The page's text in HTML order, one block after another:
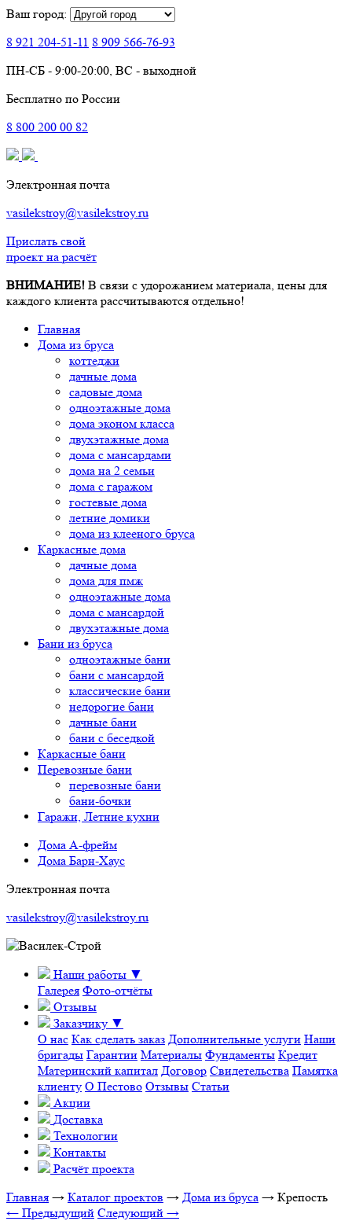
Ваш город:
8 921 204-51-11 8 909 566-76-93
ПН-СБ - 9:00-20:00, ВС - выходной
Бесплатно по России
8 800 200 00 82
Электронная почта
vasilekstroy@vasilekstroy.ru
Прислать свой
проект на расчёт
ВНИМАНИЕ! В связи с удорожанием материала, цены для
каждого клиента рассчитываются отдельно!
Главная
Дома из бруса
коттеджи
дачные дома
садовые дома
одноэтажные дома
дома эконом класса
двухэтажные дома
дома с мансардами
дома на 2 семьи
дома с гаражом
гостевые дома
летние домики
дома из клееного бруса
Каркасные дома
дачные дома
дома для пмж
одноэтажные дома
дома с мансардой
двухэтажные дома
Бани из бруса
одноэтажные бани
бани с мансардой
классические бани
недорогие бани
дачные бани
бани с беседкой
Каркасные бани
Перевозные бани
перевозные бани
бани-бочки
Гаражи, Летние кухни
Дома А-фрейм
Дома Барн-Хаус
Электронная почта
vasilekstroy@vasilekstroy.ru
Наши работы ▼
Галерея Фото-отчёты
Отзывы
Заказчику ▼
О нас Как сделать заказ Дополнительные услуги Наши
бригады Гарантии Материалы Фундаменты Кредит
Материнский капитал Договор Свидетельства Памятка
клиенту О Пестово Отзывы Статьи
Акции
Доставка
Технологии
Контакты
Расчёт проекта
Главная → Каталог проектов → Дома из бруса → Крепость
← Предыдущий Следующий →